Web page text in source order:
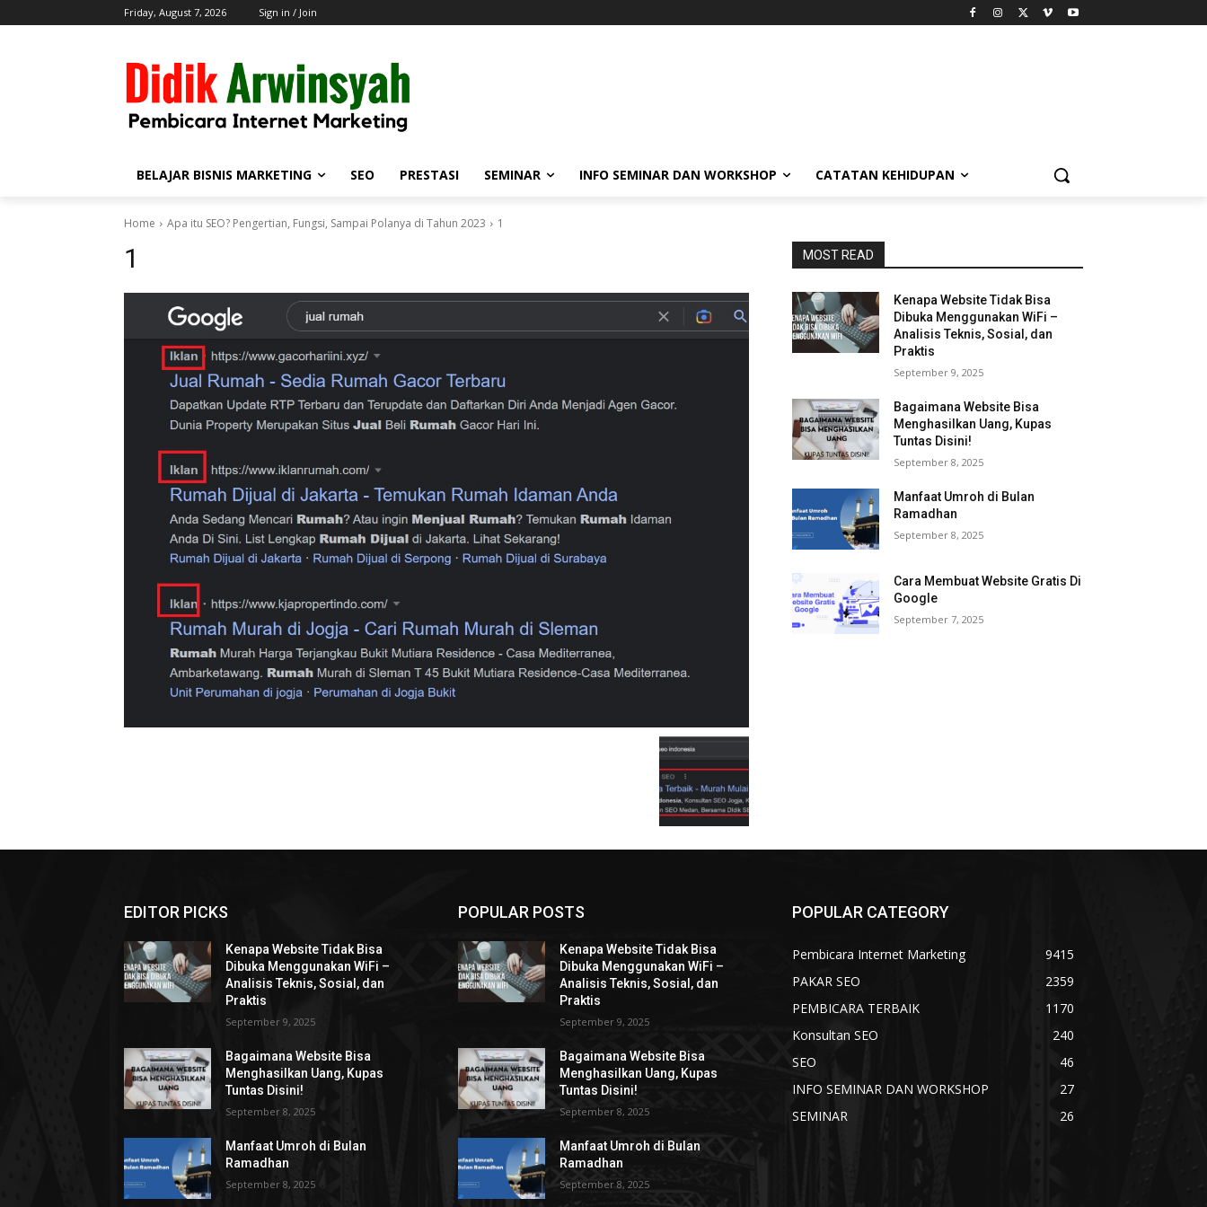
Friday, August 7, 2026 Sign in / Join
BELAJAR BISNIS MARKETING SEO PRESTASI SEMINAR INFO SEMINAR DAN WORKSHOP CATATAN KEHIDUPAN
Home Apa itu SEO? Pengertian, Fungsi, Sampai Polanya di Tahun 2023 1
1 MOST READ
Kenapa Website Tidak Bisa
Dibuka Menggunakan WiFi –
Analisis Teknis, Sosial, dan
Praktis
September 9, 2025
Bagaimana Website Bisa
Menghasilkan Uang, Kupas
Tuntas Disini!
September 8, 2025
Manfaat Umroh di Bulan
Ramadhan
September 8, 2025
Cara Membuat Website Gratis Di
Google
September 7, 2025
EDITOR PICKS
Kenapa Website Tidak Bisa
Dibuka Menggunakan WiFi –
Analisis Teknis, Sosial, dan
Praktis
September 9, 2025
Bagaimana Website Bisa
Menghasilkan Uang, Kupas
Tuntas Disini!
September 8, 2025
Manfaat Umroh di Bulan
Ramadhan
September 8, 2025
POPULAR POSTS
Kenapa Website Tidak Bisa
Dibuka Menggunakan WiFi –
Analisis Teknis, Sosial, dan
Praktis
September 9, 2025
Bagaimana Website Bisa
Menghasilkan Uang, Kupas
Tuntas Disini!
September 8, 2025
Manfaat Umroh di Bulan
Ramadhan
September 8, 2025
POPULAR CATEGORY
Pembicara Internet Marketing
9415
PAKAR SEO
2359
PEMBICARA TERBAIK
1170
Konsultan SEO
240
SEO
46
INFO SEMINAR DAN WORKSHOP
27
SEMINAR
26